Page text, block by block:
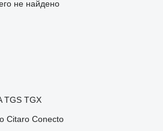
не найдено
TGS TGX
Citaro Conecto